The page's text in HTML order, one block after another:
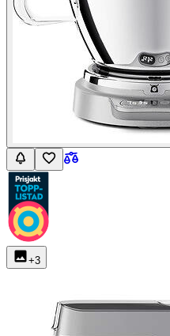
+3